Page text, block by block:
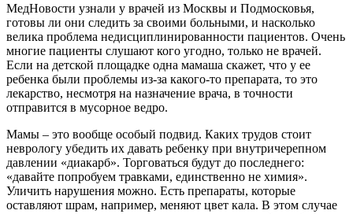
МедНовости узнали у врачей из Москвы и Подмосковья,
готовы ли они следить за своими больными, и насколько
велика проблема недисциплинированности пациентов. Очень
многие пациенты слушают кого угодно, только не врачей.
Если на детской площадке одна мамаша скажет, что у ее
ребенка были проблемы из-за какого-то препарата, то это
лекарство, несмотря на назначение врача, в точности
отправится в мусорное ведро.
Мамы – это вообще особый подвид. Каких трудов стоит
неврологу убедить их давать ребенку при внутричерепном
давлении «диакарб». Торговаться будут до последнего:
«давайте попробуем травками, единственно не химия».
Уличить нарушения можно. Есть препараты, которые
оставляют шрам, например, меняют цвет кала. В этом случае